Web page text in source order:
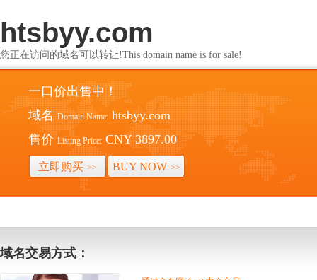
htsbyy.com
您正在访问的域名可以转让!This domain name is for sale!
一口价出售中！
域名 Domain Name: htsbyy.com
售价 Listing Price: CNY 3897.00
立即购买 >> BUY NOW >>
域名交易方式：